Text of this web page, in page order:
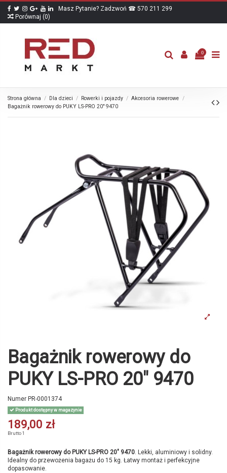
Masz Pytanie? Zadzwoń ☎ 570 211 299
Porównaj (0)
0
Strona główna Dla dzieci Rowerki i pojazdy
Akcesoria rowerowe
Bagażnik rowerowy do PUKY LS-PRO 20" 9470
Bagażnik rowerowy do
PUKY LS-PRO 20" 9470
Numer PR-0001374
Produkt dostępny w magazynie
189,00 zł
Brutto1
Bagażnik rowerowy do PUKY LS-PRO 20" 9470. Lekki, aluminiowy i solidny.
Idealny do przewożenia bagażu do 15 kg. Łatwy montaż i perfekcyjne
dopasowanie.